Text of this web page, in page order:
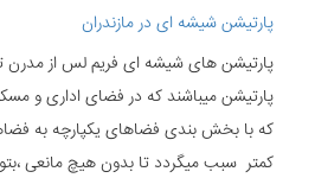
پارتیشن شیشه ای در مازندران
پارتیشن های شیشه ای فریم لس از مدرن
پارتیشن میباشند که در فضای اداری و
که با بخش بندی فضاهای یکپارچه به
کمتر سبب میگردد تا بدون هیچ مانعی